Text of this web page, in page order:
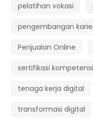
pelatihan vokasi
pengembangan
Penjualan Online
sertifikasi kompetensi
tenaga kerja digital
transformasi digital